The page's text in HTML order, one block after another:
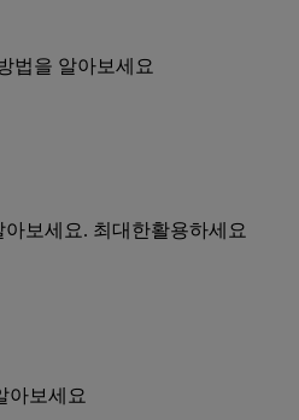
법을 알아보세요
보세요. 최대한활용하세요
아보세요